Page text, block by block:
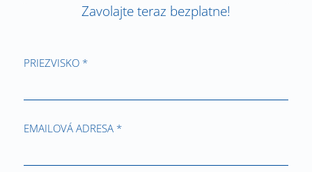
Zavolajte teraz bezplatne!
PRIEZVISKO *
EMAILOVÁ ADRESA *